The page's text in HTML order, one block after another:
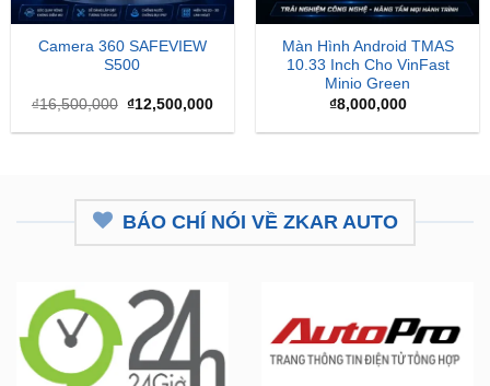
Camera 360 SAFEVIEW
S500
₫16,500,000 Giá
là:
₫12,500,000Giá
tại
Màn Hình Android TMAS
10.33 Inch Cho VinFast
Minio Green
₫8,000,000
BÁO CHÍ NÓI VỀ ZKAR AUTO